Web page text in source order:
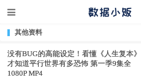
其他资料
没有BUG的高能设定！看懂《人生复本》
才知道平行世界有多恐怖 第一季9集全
1080P MP4